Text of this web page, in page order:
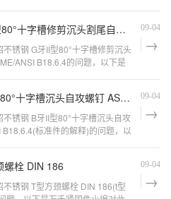
4.墙板钉 5.纤维板钉 6.木螺钉7.六
螺钉
不锈钢 G牙II型80°十字槽修剪沉头割尾自攻螺钉 ASME/ANSI B18.6.4 09-04
锈钢 G牙II型80°十字槽修剪沉头
ANSI B18.6.4的问题，以下是
少不是螺丝的存在,它能够有效的
加的牢固,细心的朋友就会发
不锈钢 B牙II型80°十字槽沉头自攻螺钉 ASME/ANSI B18.6.4 09-04
锈钢 B牙II型80°十字槽沉头自攻
B18.6.4(标准件的解释)的问题，以
钉 3.钻尾螺钉 4.墙板钉 5.纤维板
木
螺栓 DIN 186 09-04
锈钢 T型方颈螺栓 DIN 186(t型